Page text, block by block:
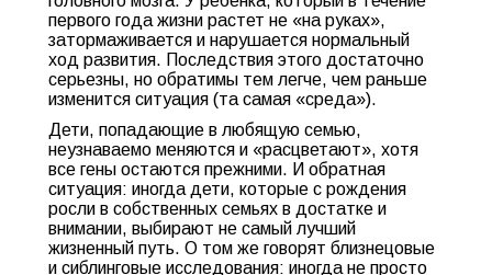
первого года жизни растет не «на руках»,
затормаживается и нарушается нормальный
ход развития. Последствия этого достаточно
серьезны, но обратимы тем легче, чем раньше
изменится ситуация (та самая «среда»).
Дети, попадающие в любящую семью,
неузнаваемо меняются и «расцветают», хотя
все гены остаются прежними. И обратная
ситуация: иногда дети, которые с рождения
росли в собственных семьях в достатке и
внимании, выбирают не самый лучший
жизненный путь. О том же говорят близнецовые
и сиблинговые исследования: иногда не просто